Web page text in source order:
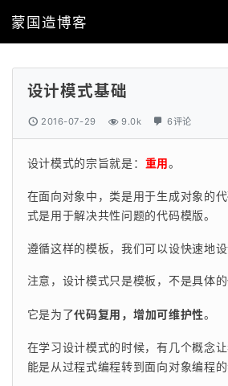
蒙国造博客
设计模式基础
2016-07-29 9.0k 6评论
设计模式的宗旨就是： 重用。
在面向对象中，类是用于生成对象的
式是用于解决共性问题的代码模版。
遵循这样的模板，我们可以设快速地设
注意，设计模式只是模板，不是具体的
它是为了代码复用，增加可维护性。
在学习设计模式的时候，有几个概念
能是从过程式编程转到面向对象编程的